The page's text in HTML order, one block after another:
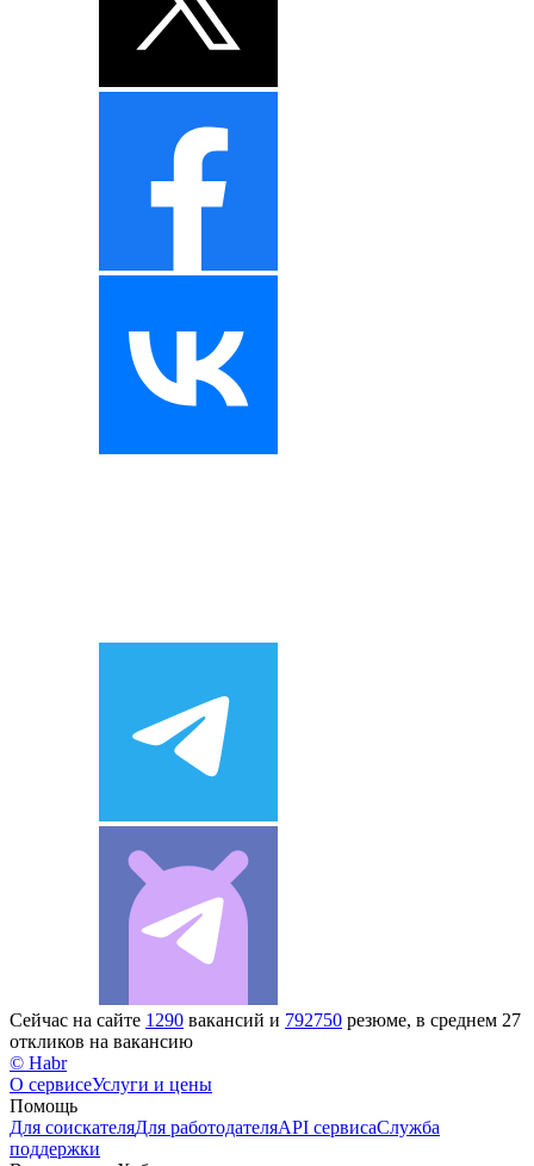
Сейчас на сайте 1290 вакансий и 792750 резюме, в среднем 27
откликов на вакансию
© Habr
О сервисеУслуги и цены
Помощь
Для соискателяДля работодателяAPI сервисаСлужба
поддержки